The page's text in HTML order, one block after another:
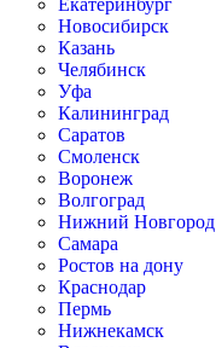
Екатеринбург
Новосибирск
Казань
Челябинск
Уфа
Калининград
Саратов
Смоленск
Воронеж
Волгоград
Нижний Новгород
Самара
Ростов на дону
Краснодар
Пермь
Нижнекамск